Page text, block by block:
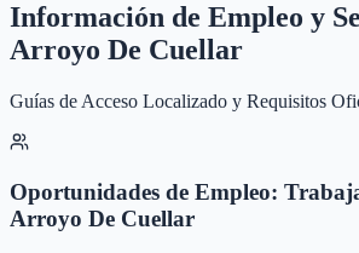
Información de Empleo y
Arroyo De Cuellar
Guías de Acceso Localizado y Requisitos
Oportunidades de Empleo:
Arroyo De Cuellar